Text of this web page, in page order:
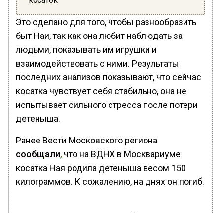
Это сделано для того, чтобы разнообразить
быт Наи, так как она любит наблюдать за
людьми, показывать им игрушки и
взаимодействовать с ними. Результаты
последних анализов показывают, что сейчас
косатка чувствует себя стабильно, она не
испытывает сильного стресса после потери
детеныша.
Ранее Вести Московского региона
сообщали, что на ВДНХ в Москвариуме
косатка Ная родила детеныша весом 150
килограммов. К сожалению, на днях он погиб.